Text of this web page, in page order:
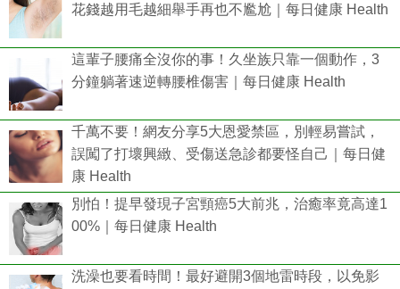
花錢越用毛越細舉手再也不尷尬｜每日健康 Health
這輩子腰痛全沒你的事！久坐族只靠一個動作，3
分鐘躺著速逆轉腰椎傷害｜每日健康 Health
千萬不要！網友分享5大恩愛禁區，別輕易嘗試，
誤闖了打壞興緻、受傷送急診都要怪自己｜每日健
康 Health
別怕！提早發現子宮頸癌5大前兆，治癒率竟高達1
00%｜每日健康 Health
洗澡也要看時間！最好避開3個地雷時段，以免影